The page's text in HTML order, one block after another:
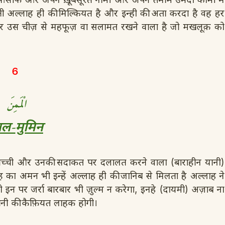
अल्लाह ही की मिल्कियत है और इन्ही की अता करदा है वह हर
चीज़ से महफूज़ वा सलामत रखने वाला है जो मखलूक़ को
6
الْمَمِنَ
मुमिन
और उनकी सदाकत पर दलालत करने वाला (बाराहीन यानी)
अमन भी इन्हें अल्लाह ही की जानिब से मिलता है अल्लाह ने
पर जर्रा बारबार भी ज़ुल्म न करेगा, इनहे (दायमी) अज़ाब ना
की कैफ़ियत लाहक होगी।